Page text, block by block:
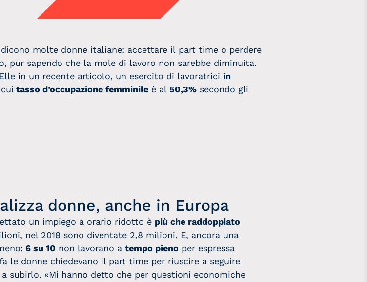
Podcast
molte donne italiane: accettare il part time o perdere
pur sapendo che la mole di lavoro non sarebbe diminuita.
Elle in un recente articolo, un esercito di lavoratrici in
tasso d’occupazione femminile è al 50,3% secondo gli
donne, anche in Europa
un impiego a orario ridotto è più che raddoppiato
nel 2018 sono diventate 2,8 milioni. E, ancora una
6 su 10 non lavorano a tempo pieno per espressa
le donne chiedevano il part time per riuscire a seguire
subirlo. «Mi hanno detto che per questioni economiche